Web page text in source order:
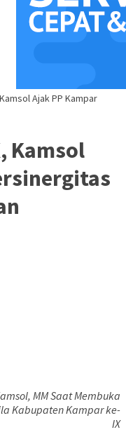
Ajak PP Kampar
Kamsol
MM Saat Membuka
Kabupaten Kampar ke-
IX